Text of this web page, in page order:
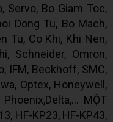
Servo, Bo Giam Toc,
Dong Tu, Bo Mach,
Tu, Co Khi, Khi Nen,
Schneider, Omron,
IFM, Beckhoff, SMC,
Optex, Honeywell,
MỘT
HF-KP23, HF-KP43,